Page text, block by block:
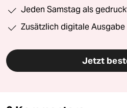
Jeden Samstag als
Zusätzlich digitale
Jetzt